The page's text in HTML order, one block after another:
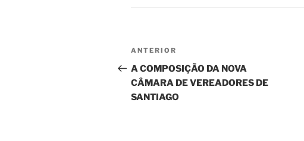
Navegação
de
Post
Post
anterior
ANTERIOR
A COMPOSIÇÃO DA NOVA
CÂMARA DE VEREADORES DE
SANTIAGO